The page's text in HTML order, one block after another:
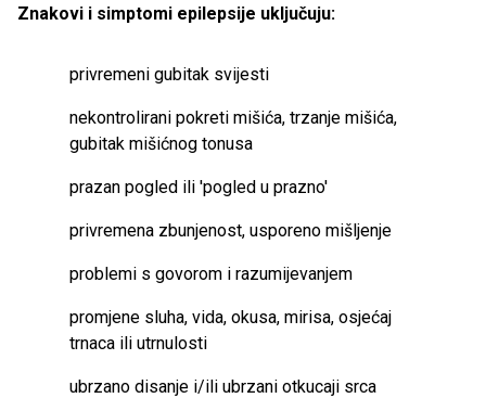
Znakovi i simptomi epilepsije uključuju:
privremeni gubitak svijesti
nekontrolirani pokreti mišića, trzanje mišića,
gubitak mišićnog tonusa
prazan pogled ili 'pogled u prazno'
privremena zbunjenost, usporeno mišljenje
problemi s govorom i razumijevanjem
promjene sluha, vida, okusa, mirisa, osjećaj
trnaca ili utrnulosti
ubrzano disanje i/ili ubrzani otkucaji srca